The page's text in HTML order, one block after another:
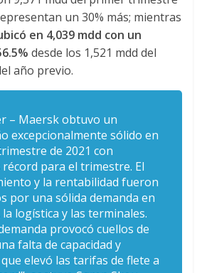
un 30% más; mientras
en 4,039 mdd con un
desde los 1,521 mdd del
año previo.
– Maersk obtuvo un
excepcionalmente sólido en
de 2021 con
récord para el trimestre. El
y la rentabilidad fueron
por una sólida demanda en
logística y las terminales.
provocó cuellos de
falta de capacidad y
elevó las tarifas de flete a